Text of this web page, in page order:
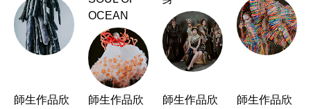
OCEAN
師生作品欣
師生作品欣
師生作品欣
師生作品欣